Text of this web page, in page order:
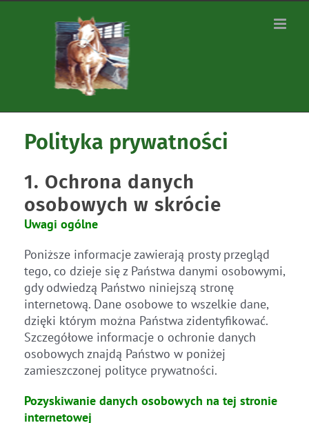
Polityka prywatności
1. Ochrona danych
osobowych w skrócie
Uwagi ogólne
Poniższe informacje zawierają prosty przegląd
tego, co dzieje się z Państwa danymi osobowymi,
gdy odwiedzą Państwo niniejszą stronę
internetową. Dane osobowe to wszelkie dane,
dzięki którym można Państwa zidentyfikować.
Szczegółowe informacje o ochronie danych
osobowych znajdą Państwo w poniżej
zamieszczonej polityce prywatności.
Pozyskiwanie danych osobowych na tej stronie
internetowej